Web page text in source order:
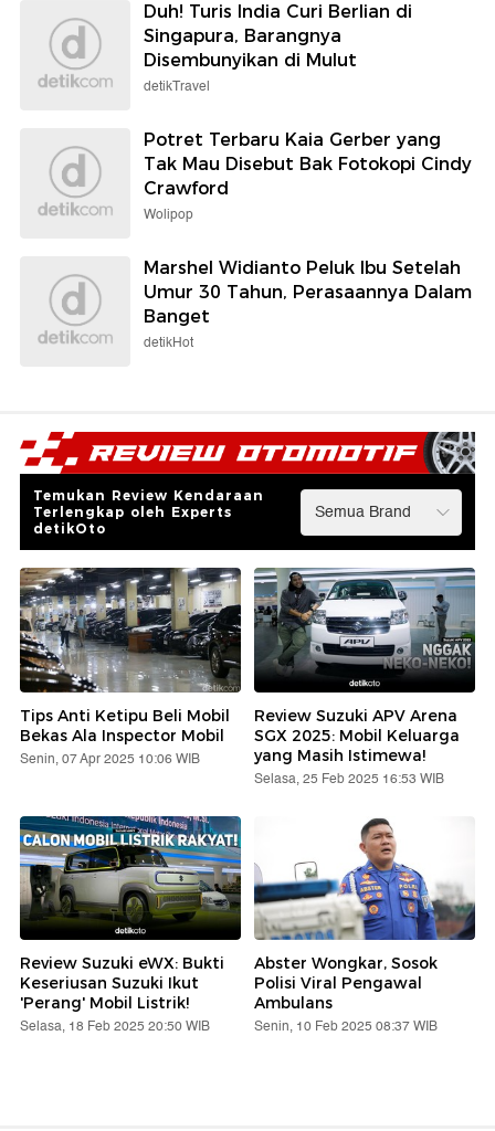
Duh! Turis India Curi Berlian di
Singapura, Barangnya
Disembunyikan di Mulut
detikTravel
Potret Terbaru Kaia Gerber yang
Tak Mau Disebut Bak Fotokopi Cindy
Crawford
Wolipop
Marshel Widianto Peluk Ibu Setelah
Umur 30 Tahun, Perasaannya Dalam
Banget
detikHot
Temukan Review Kendaraan
Terlengkap oleh Experts
detikOto
Tips Anti Ketipu Beli Mobil
Bekas Ala Inspector Mobil
Senin, 07 Apr 2025 10:06 WIB
Review Suzuki APV Arena
SGX 2025: Mobil Keluarga
yang Masih Istimewa!
Selasa, 25 Feb 2025 16:53 WIB
Review Suzuki eWX: Bukti
Keseriusan Suzuki Ikut
'Perang' Mobil Listrik!
Selasa, 18 Feb 2025 20:50 WIB
Abster Wongkar, Sosok
Polisi Viral Pengawal
Ambulans
Senin, 10 Feb 2025 08:37 WIB